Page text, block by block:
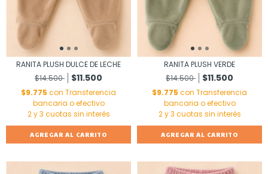
RANITA PLUSH DULCE DE LECHE
$14.500
$11.500
$9.775 con Transferencia
bancaria o efectivo
AGREGAR AL CARRITO
RANITA PLUSH VERDE
$14.500
$11.500
$9.775 con Transferencia
bancaria o efectivo
AGREGAR AL CARRITO